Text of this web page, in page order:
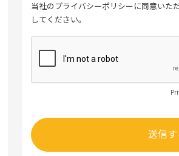
当社の プライバシーポリシー に同意いた
してください。